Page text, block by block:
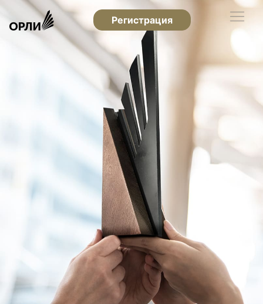
Регистрация